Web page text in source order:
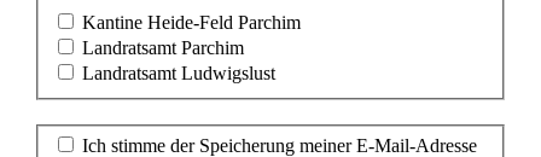
Kantine Heide-Feld Parchim
Landratsamt Parchim
Landratsamt Ludwigslust
Ich stimme der Speicherung meiner E-Mail-Adresse